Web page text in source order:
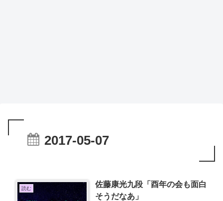
2017-05-07
読む
佐藤康光九段「酉年の会も面白
そうだなあ」